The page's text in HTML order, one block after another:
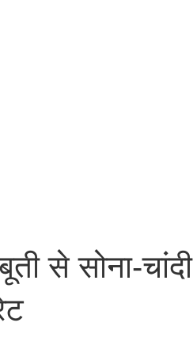
से सोना-चांदी